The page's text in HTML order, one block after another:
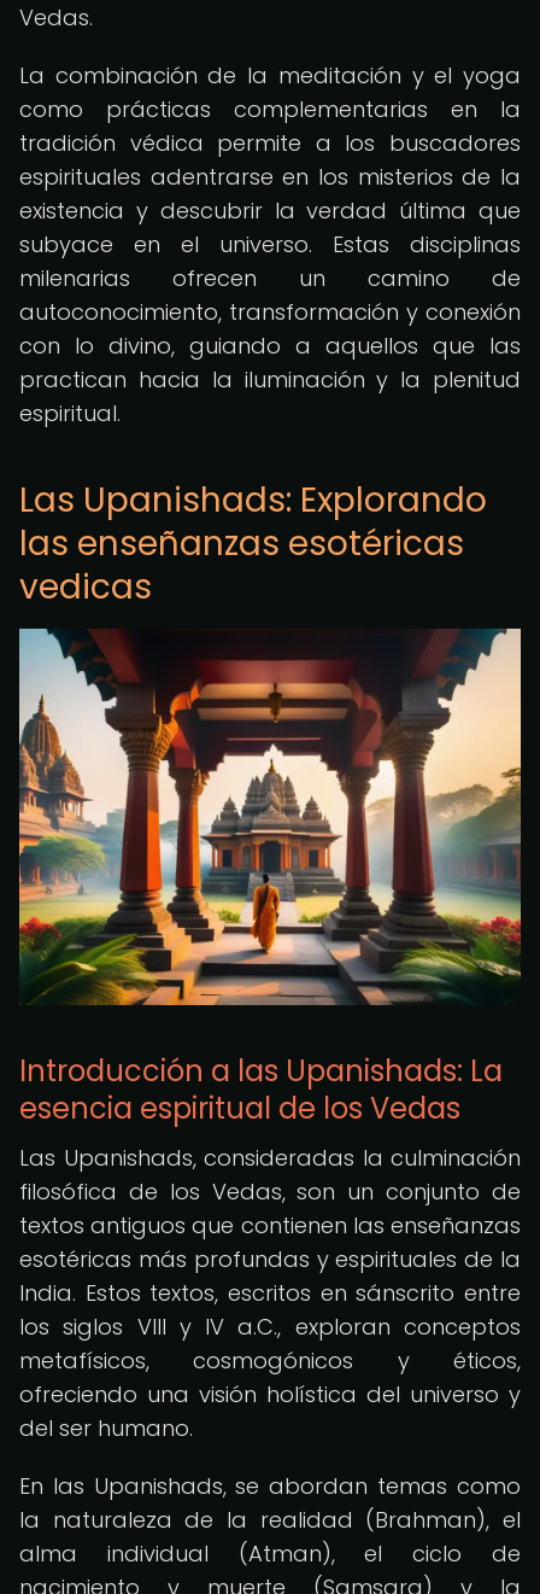
Vedas.
La combinación de la meditación y el yoga
como prácticas complementarias en la
tradición védica permite a los buscadores
espirituales adentrarse en los misterios de la
existencia y descubrir la verdad última que
subyace en el universo. Estas disciplinas
milenarias ofrecen un camino de
autoconocimiento, transformación y conexión
con lo divino, guiando a aquellos que las
practican hacia la iluminación y la plenitud
espiritual.
Las Upanishads: Explorando
las enseñanzas esotéricas
vedicas
Introducción a las Upanishads: La
esencia espiritual de los Vedas
Las Upanishads, consideradas la culminación
filosófica de los Vedas, son un conjunto de
textos antiguos que contienen las enseñanzas
esotéricas más profundas y espirituales de la
India. Estos textos, escritos en sánscrito entre
los siglos VIII y IV a.C., exploran conceptos
metafísicos, cosmogónicos y éticos,
ofreciendo una visión holística del universo y
del ser humano.
En las Upanishads, se abordan temas como
la naturaleza de la realidad (Brahman), el
alma individual (Atman), el ciclo de
nacimiento y muerte (Samsara) y la